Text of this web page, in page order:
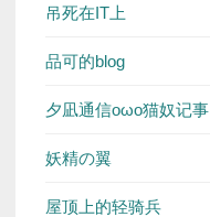
吊死在IT上
品可的blog
夕凪通信oωo猫奴记事
妖精の翼
屋顶上的轻骑兵